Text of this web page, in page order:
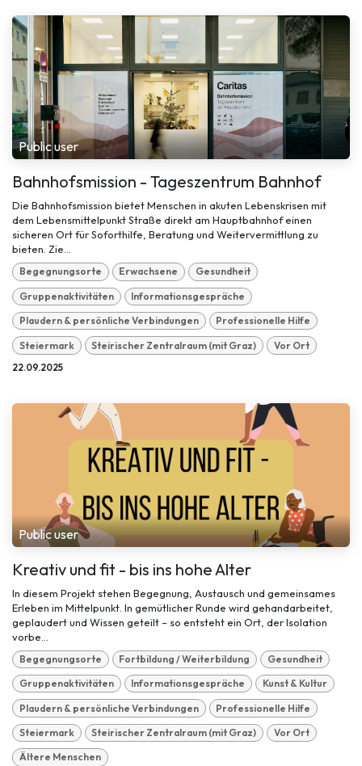
Public user
Bahnhofsmission - Tageszentrum Bahnhof
Die Bahnhofsmission bietet Menschen in akuten Lebenskrisen mit
dem Lebensmittelpunkt Straße direkt am Hauptbahnhof einen
sicheren Ort für Soforthilfe, Beratung und Weitervermittlung zu
bieten. Zie...
Begegnungsorte Erwachsene Gesundheit
Gruppenaktivitäten Informationsgespräche
Plaudern & persönliche Verbindungen Professionelle Hilfe
Steiermark Steirischer Zentralraum (mit Graz) Vor Ort
22.09.2025
Public user
Kreativ und fit - bis ins hohe Alter
In diesem Projekt stehen Begegnung, Austausch und gemeinsames
Erleben im Mittelpunkt. In gemütlicher Runde wird gehandarbeitet,
geplaudert und Wissen geteilt – so entsteht ein Ort, der Isolation
vorbe...
Begegnungsorte Fortbildung / Weiterbildung Gesundheit
Gruppenaktivitäten Informationsgespräche Kunst & Kultur
Plaudern & persönliche Verbindungen Professionelle Hilfe
Steiermark Steirischer Zentralraum (mit Graz) Vor Ort
Ältere Menschen